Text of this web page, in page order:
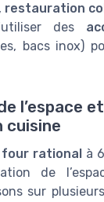
, restauration
des
bacs inox)
l’espace
cuisine
four rational à
de
sur